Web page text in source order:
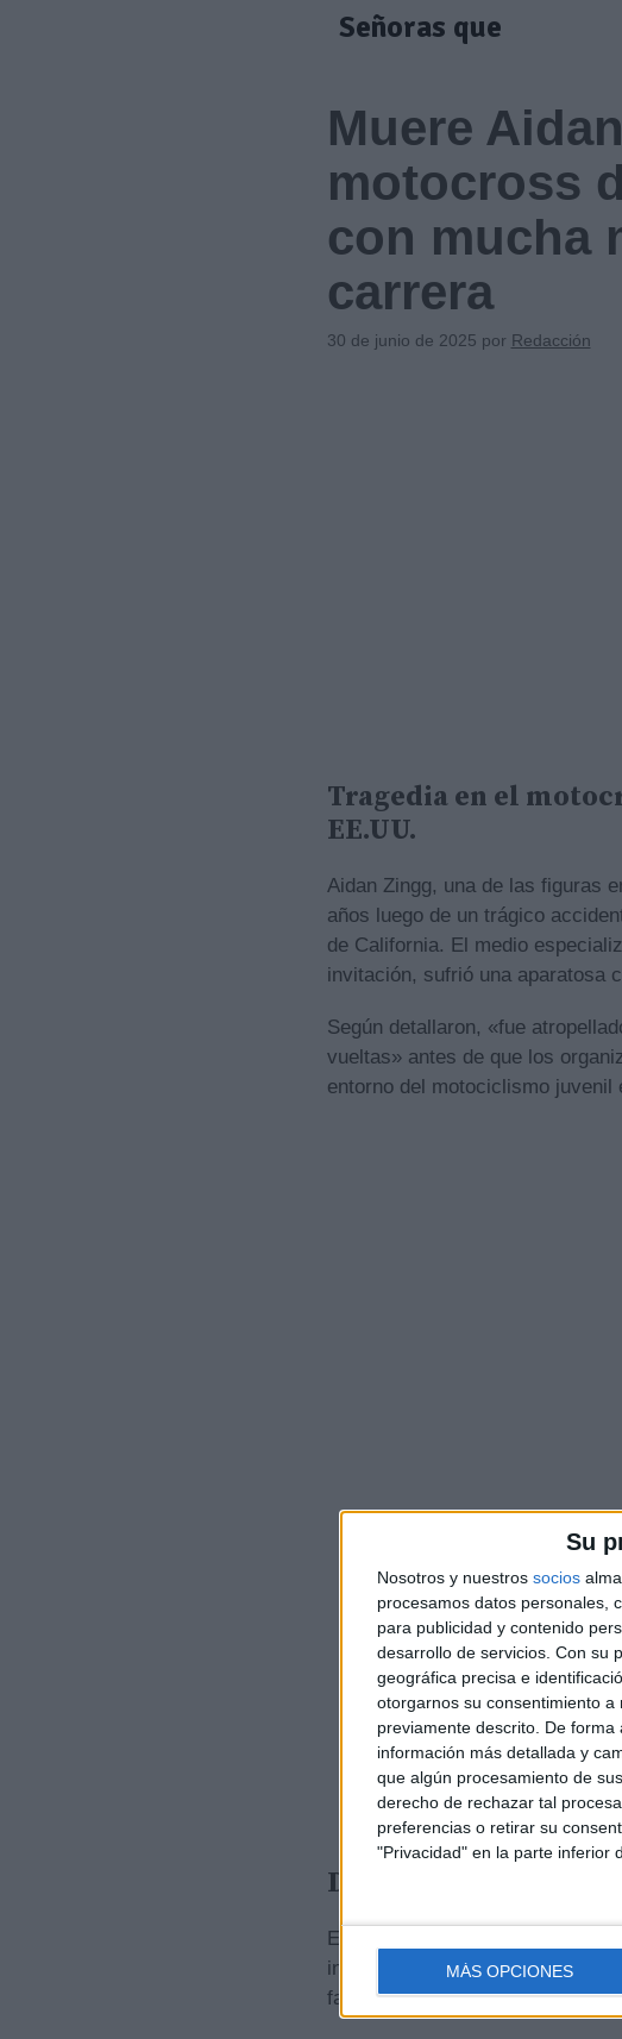
Su
Nosotros y nuestros socios
procesamos datos personales,
para publicidad y contenido
desarrollo de servicios. Con su
geográfica precisa e
otorgarnos su consentimiento
previamente descrito. De
información más detallada y
que algún procesamiento de
derecho de rechazar tal
preferencias o retirar su
"Privacidad" en la parte inferior
MÁS OPCIONES
Señoras que
Muere
motocross
con mucha
carrera
30 de junio de 2025 por Redacción
Tragedia en el
EE.UU.
Aidan Zingg, una de las figuras
años luego de un trágico
de California. El medio
invitación, sufrió una aparatosa
Según detallaron, «fue
vueltas» antes de que los
entorno del motociclismo juvenil
Dolor en el mundo
El medio ‘Racer X Illustrated’
informamos del fallecimiento de
familia Zingg en sus